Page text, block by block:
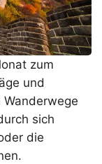
zum
und
sich
die